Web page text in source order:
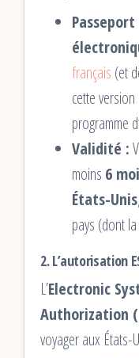
français (et
cette
programme
Validité :
moins 6
États-Unis
pays (dont
2. L’autorisation
L’Electronic
Authorization
voyager aux États-